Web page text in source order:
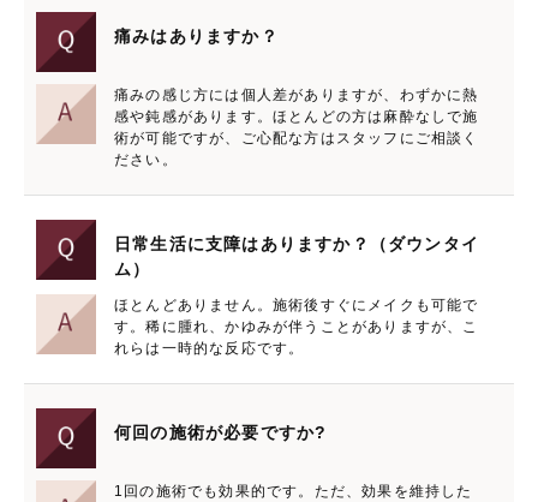
痛みはありますか？
痛みの感じ方には個人差がありますが、わずかに熱
感や鈍感があります。ほとんどの方は麻酔なしで施
術が可能ですが、ご心配な方はスタッフにご相談く
ださい。
日常生活に支障はありますか？（ダウンタイ
ム）
ほとんどありません。施術後すぐにメイクも可能で
す。稀に腫れ、かゆみが伴うことがありますが、こ
れらは一時的な反応です。
何回の施術が必要ですか?
1回の施術でも効果的です。ただ、効果を維持した